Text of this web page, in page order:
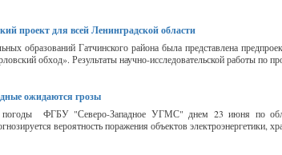
проект для всей Ленинградской области
образований Гатчинского района была представлена
обход». Результаты научно-исследовательской работы по
ожидаются грозы
погоды ФГБУ "Северо-Западное УГМС" днем 23 июня по
вероятность поражения объектов